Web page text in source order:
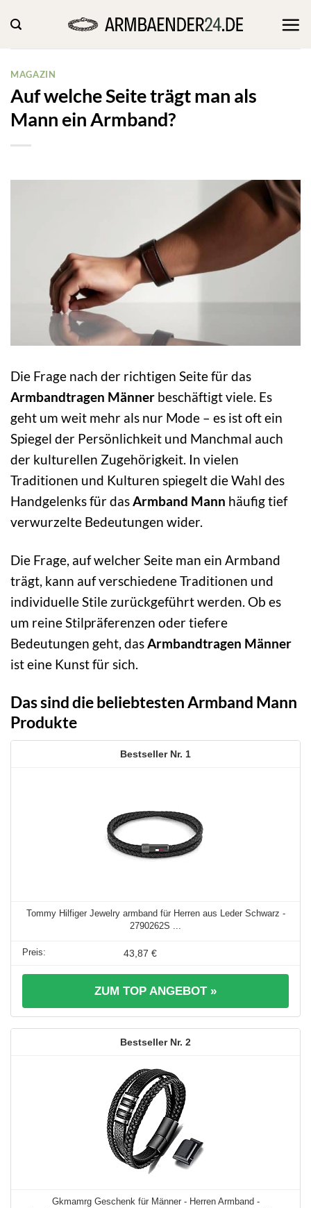
Inhalt
springen
MAGAZIN
Auf welche Seite trägt man als
Mann ein Armband?
Die Frage nach der richtigen Seite für das
Armbandtragen Männer beschäftigt viele. Es
geht um weit mehr als nur Mode – es ist oft ein
Spiegel der Persönlichkeit und Manchmal auch
der kulturellen Zugehörigkeit. In vielen
Traditionen und Kulturen spiegelt die Wahl des
Handgelenks für dasArmband Mann häufig tief
verwurzelte Bedeutungen wider.
Die Frage, auf welcher Seite man ein Armband
trägt, kann auf verschiedene Traditionen und
individuelle Stile zurückgeführt werden. Ob es
um reine Stilpräferenzen oder tiefere
Bedeutungen geht, das Armbandtragen Männer
ist eine Kunst für sich.
Das sind die beliebtesten Armband Mann
Produkte
1
Tommy Hilfiger Jewelry armband für Herren aus Leder Schwarz -
2790262S ...
43,87 €
ZUM TOP ANGEBOT »
2
Gkmamrg Geschenk für Männer - Herren Armband -